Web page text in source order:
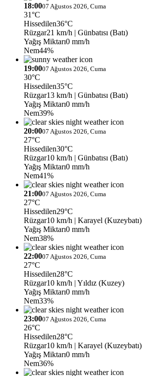
18:0007 Ağustos 2026, Cuma
31°C
Hissedilen36°C
Rüzgar21 km/h | Günbatısı (Batı)
Yağış Miktarı0 mm/h
Nem44%
19:0007 Ağustos 2026, Cuma
30°C
Hissedilen35°C
Rüzgar13 km/h | Günbatısı (Batı)
Yağış Miktarı0 mm/h
Nem39%
20:0007 Ağustos 2026, Cuma
27°C
Hissedilen30°C
Rüzgar10 km/h | Günbatısı (Batı)
Yağış Miktarı0 mm/h
Nem41%
21:0007 Ağustos 2026, Cuma
27°C
Hissedilen29°C
Rüzgar10 km/h | Karayel (Kuzeybatı)
Yağış Miktarı0 mm/h
Nem38%
22:0007 Ağustos 2026, Cuma
27°C
Hissedilen28°C
Rüzgar10 km/h | Yıldız (Kuzey)
Yağış Miktarı0 mm/h
Nem33%
23:0007 Ağustos 2026, Cuma
26°C
Hissedilen28°C
Rüzgar10 km/h | Karayel (Kuzeybatı)
Yağış Miktarı0 mm/h
Nem36%